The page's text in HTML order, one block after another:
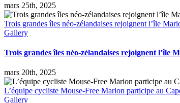
mars 25th, 2025
Trois grandes îles néo-zélandaises rejoignent l’île
Gallery
Trois grandes îles néo-zélandaises rejoignent l’île
mars 20th, 2025
L’équipe cycliste Mouse-Free Marion participe au
Gallery